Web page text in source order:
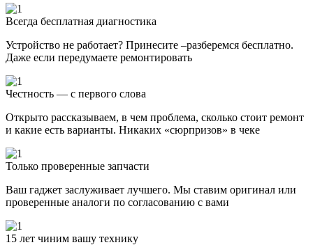
Всегда бесплатная диагностика
Устройство не работает? Принесите –разберемся бесплатно.
Даже если передумаете ремонтировать
Честность — с первого слова
Открыто рассказываем, в чем проблема, сколько стоит ремонт
и какие есть варианты. Никаких «сюрпризов» в чеке
Только проверенные запчасти
Ваш гаджет заслуживает лучшего. Мы ставим оригинал или
проверенные аналоги по согласованию с вами
15 лет чиним вашу технику